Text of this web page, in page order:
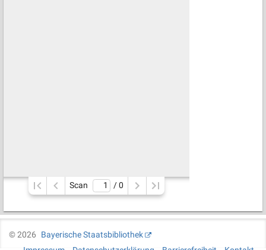
Scan / 0
©2026
Bayerische Staatsbibliothek